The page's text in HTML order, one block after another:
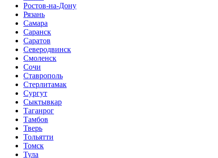
Ростов-на-Дону
Рязань
Самара
Саранск
Саратов
Северодвинск
Смоленск
Сочи
Ставрополь
Стерлитамак
Сургут
Сыктывкар
Таганрог
Тамбов
Тверь
Тольятти
Томск
Тула